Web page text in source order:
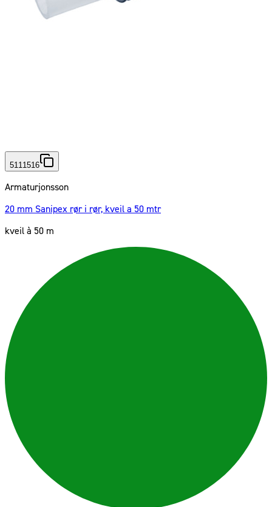
5111516
Armaturjonsson
20 mm Sanipex rør i rør, kveil a 50 mtr
kveil à 50 m